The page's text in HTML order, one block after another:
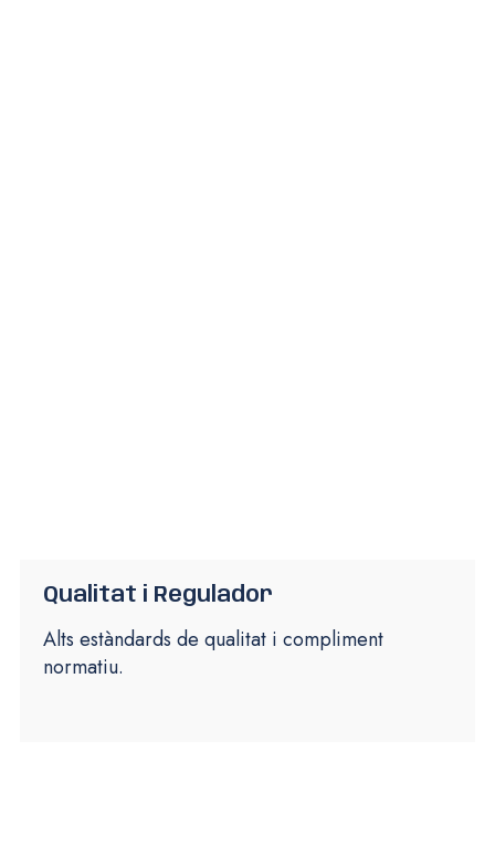
Qualitat i Regulador
Alts estàndards de qualitat i compliment
normatiu.